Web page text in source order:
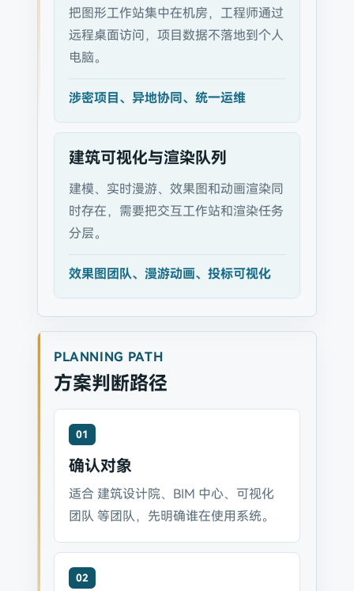
把图形工作站集中在机房，工程师通过
远程桌面访问，项目数据不落地到个人
电脑。
涉密项目、异地协同、统一运维
建筑可视化与渲染队列
建模、实时漫游、效果图和动画渲染同
时存在，需要把交互工作站和渲染任务
分层。
效果图团队、漫游动画、投标可视化
PLANNING PATH
方案判断路径
01
确认对象
适合 建筑设计院、BIM 中心、可视化
团队 等团队，先明确谁在使用系统。
02